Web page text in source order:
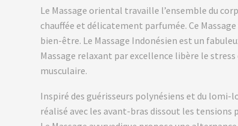
Le Massage oriental travaille l’ensemble du
chauffée et délicatement parfumée. Ce
bien-être. Le Massage Indonésien est un
Massage relaxant par excellence libère le
musculaire.
Inspiré des guérisseurs polynésiens et du lomi-
réalisé avec les avant-bras dissout les tensions